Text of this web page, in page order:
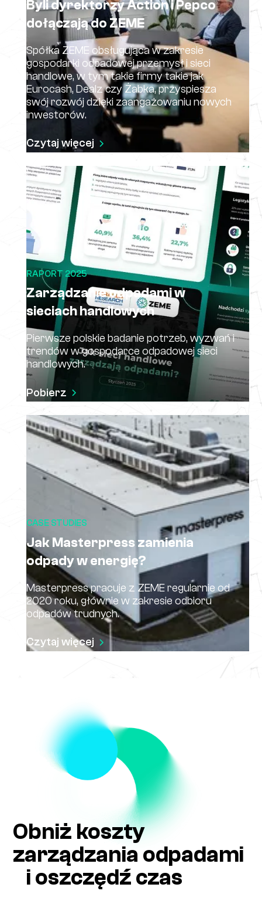
Byli dyrektorzy Action i Pepco
dołączają do ZEME
Spółka ZEME obsługująca w zakresie
gospodarki odpadowej przemysł i sieci
handlowe, w tym takie firmy takie jak
Eurocash, Dealz czy Żabka, przyspiesza
swój rozwój dzięki zaangażowaniu nowych
inwestorów.
Czytaj więcej
RAPORT 2025
Zarządzanie odpadami w
sieciach handlowych
Pierwsze polskie badanie potrzeb, wyzwań i
trendów w gospodarce odpadowej sieci
handlowych.
Pobierz
CASE STUDIES
Jak Masterpress zamienia
odpady w energię?
Masterpress pracuje z ZEME regularnie od
2020 roku, głównie w zakresie odbioru
odpadów trudnych.
Czytaj więcej
Obniż koszty
zarządzania odpadami
i oszczędź czas